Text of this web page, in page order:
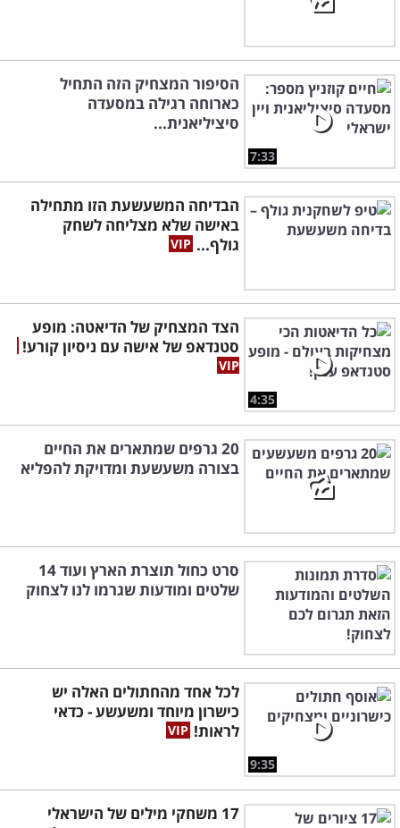
7:33
הסיפור המצחיק הזה התחיל
כארוחה רגילה במסעדה
סיציליאנית...
הבדיחה המשעשעת הזו מתחילה
באישה שלא מצליחה לשחק
גולף...
4:35
הצד המצחיק של הדיאטה: מופע
סטנדאפ של אישה עם ניסיון קורע!
20 גרפים שמתארים את החיים
בצורה משעשעת ומדויקת להפליא
סרט כחול תוצרת הארץ ועוד 14
שלטים ומודעות שגרמו לנו לצחוק
9:35
לכל אחד מהחתולים האלה יש
כישרון מיוחד ומשעשע - כדאי
לראות!
17 משחקי מילים של הישראלי